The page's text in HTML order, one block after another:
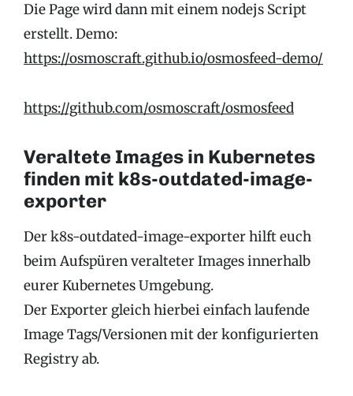
Die Page wird dann mit einem nodejs Script
erstellt. Demo:
https://osmoscraft.github.io/osmosfeed-demo/
https://github.com/osmoscraft/osmosfeed
Veraltete Images in Kubernetes
finden mit k8s-outdated-image-
exporter
Der k8s-outdated-image-exporter hilft euch
beim Aufspüren veralteter Images innerhalb
eurer Kubernetes Umgebung.
Der Exporter gleich hierbei einfach laufende
Image Tags/Versionen mit der konfigurierten
Registry ab.